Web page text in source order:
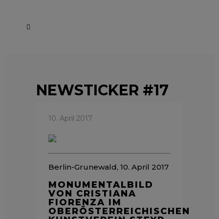
NEWSTICKER #17
10. April 2017
Berlin-Grunewald, 10. April 2017
MONUMENTALBILD
VON CRISTIANA
FIORENZA IM
OBERÖSTERREICHISCHEN